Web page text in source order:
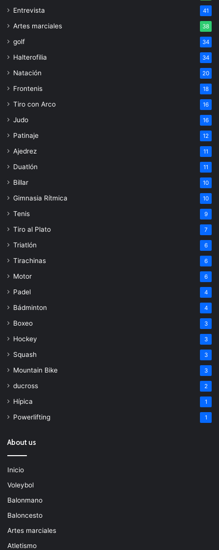
Entrevista 41
Artes marciales 38
golf 34
Halterofilia 34
Natación 20
Frontenis 18
Tiro con Arco 16
Judo 16
Patinaje 12
Ajedrez 11
Duatlón 11
Billar 10
Gimnasia Rítmica 10
Tenis 9
Tiro al Plato 7
Triatlón 6
Tirachinas 6
Motor 6
Padel 4
Bádminton 4
Boxeo 3
Hockey 3
Squash 3
Mountain Bike 3
ducross 2
Hípica 1
Powerlifting 1
About us
Inicio
Voleybol
Balonmano
Baloncesto
Artes marciales
Atletismo